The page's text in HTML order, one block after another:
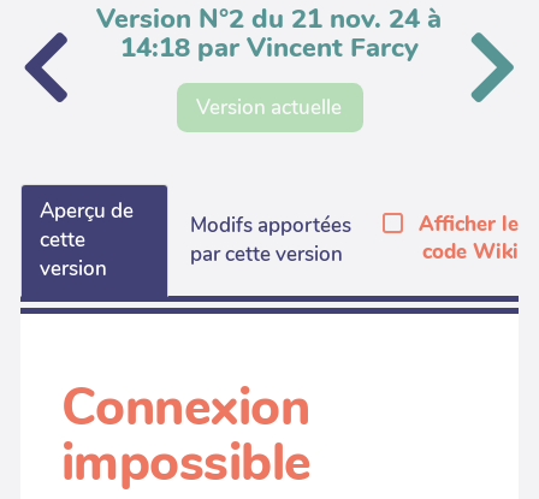
Version N°2 du 21 nov. 24 à
14:18 par Vincent Farcy
Version actuelle
Aperçu de
cette
version
Modifs apportées
par cette version
Afficher le
code Wiki
Connexion
impossible